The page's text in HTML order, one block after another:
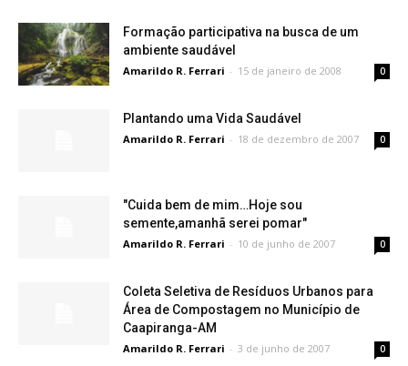
Formação participativa na busca de um
ambiente saudável
Amarildo R. Ferrari - 15 de janeiro de 2008 0
Plantando uma Vida Saudável
Amarildo R. Ferrari - 18 de dezembro de 2007 0
"Cuida bem de mim…Hoje sou
semente,amanhã serei pomar"
Amarildo R. Ferrari - 10 de junho de 2007 0
Coleta Seletiva de Resíduos Urbanos para
Área de Compostagem no Município de
Caapiranga-AM
Amarildo R. Ferrari - 3 de junho de 2007 0